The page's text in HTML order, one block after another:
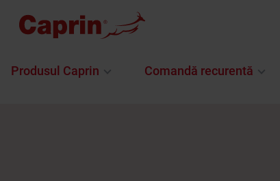
Produsul Caprin Comandă recurentă